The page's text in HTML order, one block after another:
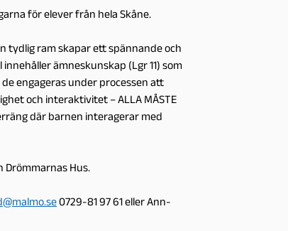
för elever från hela Skåne.
tydlig ram skapar ett spännande och
ämneskunskap (Lgr 11) som
engageras under processen att
och interaktivitet – ALLA MÅSTE
där barnen interagerar med
Drömmarnas Hus.
0729-81 97 61 eller Ann-